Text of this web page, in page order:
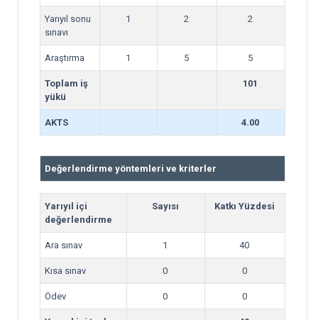
Yarıyıl sonu
sınavı
1 2 2
Araştırma 1 5 5
Toplam iş
yükü
101
AKTS 4.00
Değerlendirme yöntemleri ve kriterler
Yarıyıl içi
değerlendirme
Sayısı Katkı Yüzdesi
Ara sınav 1 40
Kısa sınav 0 0
Ödev 0 0